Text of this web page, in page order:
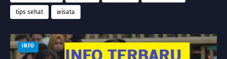
tips sehat wisata
INFO